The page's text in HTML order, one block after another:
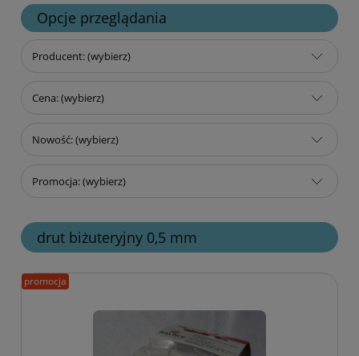
Opcje przeglądania
Producent: (wybierz)
Cena: (wybierz)
Nowość: (wybierz)
Promocja: (wybierz)
drut biżuteryjny 0,5 mm
promocja